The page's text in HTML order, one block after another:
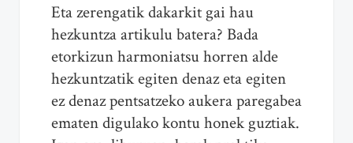
Eta zerengatik dakarkit gai hau
hezkuntza artikulu batera? Bada
etorkizun harmoniatsu horren alde
hezkuntzatik egiten denaz eta egiten
ez denaz pentsatzeko aukera paregabea
ematen digulako kontu honek guztiak.